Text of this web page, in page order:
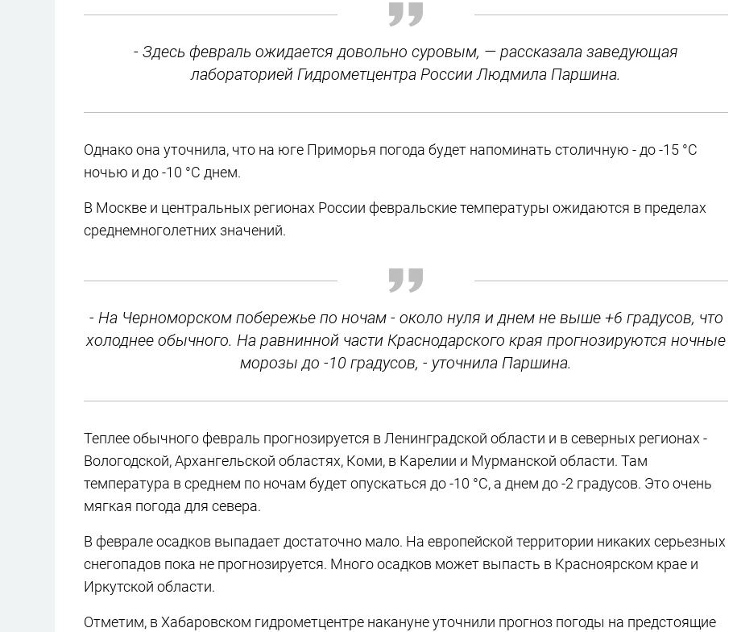
- Здесь февраль ожидается довольно суровым, — рассказала заведующая
лабораторией Гидрометцентра России Людмила Паршина.
Однако она уточнила, что на юге Приморья погода будет напоминать столичную - до -15 °C
ночью и до -10 °C днем.
В Москве и центральных регионах России февральские температуры ожидаются в пределах
среднемноголетних значений.
- На Черноморском побережье по ночам - около нуля и днем не выше +6 градусов, что
холоднее обычного. На равнинной части Краснодарского края прогнозируются ночные
морозы до -10 градусов, - уточнила Паршина.
Теплее обычного февраль прогнозируется в Ленинградской области и в северных регионах -
Вологодской, Архангельской областях, Коми, в Карелии и Мурманской области. Там
температура в среднем по ночам будет опускаться до -10 °C, а днем до -2 градусов. Это очень
мягкая погода для севера.
В феврале осадков выпадает достаточно мало. На европейской территории никаких серьезных
снегопадов пока не прогнозируется. Много осадков может выпасть в Красноярском крае и
Иркутской области.
Отметим, в Хабаровском гидрометцентре накануне уточнили прогноз погоды на предстоящие